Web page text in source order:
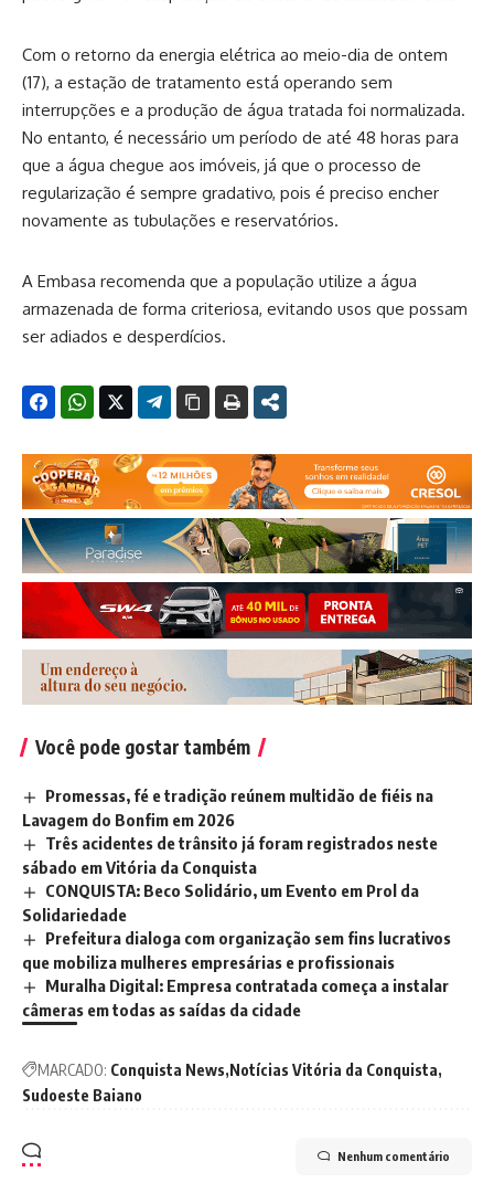
Com o retorno da energia elétrica ao meio-dia de ontem
(17), a estação de tratamento está operando sem
interrupções e a produção de água tratada foi normalizada.
No entanto, é necessário um período de até 48 horas para
que a água chegue aos imóveis, já que o processo de
regularização é sempre gradativo, pois é preciso encher
novamente as tubulações e reservatórios.
A Embasa recomenda que a população utilize a água
armazenada de forma criteriosa, evitando usos que possam
ser adiados e desperdícios.
Você pode gostar também
Promessas, fé e tradição reúnem multidão de fiéis na
Lavagem do Bonfim em 2026
Três acidentes de trânsito já foram registrados neste
sábado em Vitória da Conquista
CONQUISTA: Beco Solidário, um Evento em Prol da
Solidariedade
Prefeitura dialoga com organização sem fins lucrativos
que mobiliza mulheres empresárias e profissionais
Muralha Digital: Empresa contratada começa a instalar
câmeras em todas as saídas da cidade
MARCADO: Conquista News Notícias Vitória da Conquista
Sudoeste Baiano
Nenhum comentário